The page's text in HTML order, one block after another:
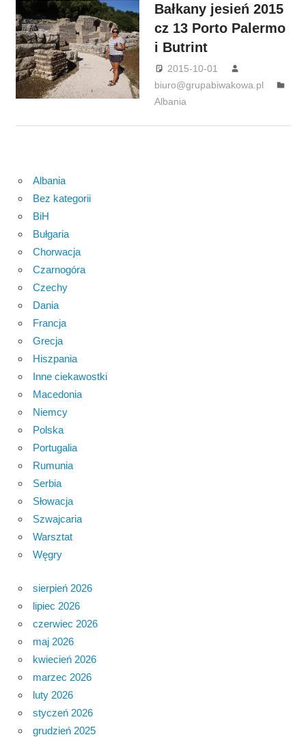
Bałkany jesień 2015
cz 13 Porto Palermo
i Butrint
2015-10-01
biuro@grupabiwakowa.pl
Albania
Albania
Bez kategorii
BiH
Bułgaria
Chorwacja
Czarnogóra
Czechy
Dania
Francja
Grecja
Hiszpania
Inne ciekawostki
Macedonia
Niemcy
Polska
Portugalia
Rumunia
Serbia
Słowacja
Szwajcaria
Warsztat
Węgry
sierpień 2026
lipiec 2026
czerwiec 2026
maj 2026
kwiecień 2026
marzec 2026
luty 2026
styczeń 2026
grudzień 2025